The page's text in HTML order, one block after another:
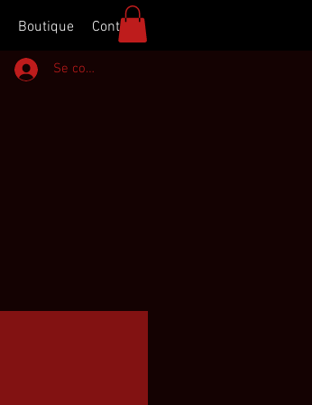
Boutique Contact
Se connecter